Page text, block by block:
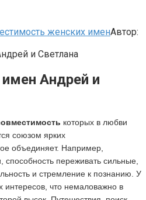
женских именАвтор:
Андрей и
которых в любви
союзом ярких
объединяет. Например,
способность переживать сильные,
и стремление к познанию. У
интересов, что немаловажно в